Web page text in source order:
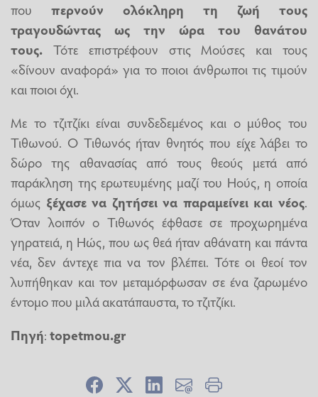
που περνούν ολόκληρη τη ζωή τους
τραγουδώντας ως την ώρα του θανάτου
τους. Τότε επιστρέφουν στις Μούσες και τους
«δίνουν αναφορά» για το ποιοι άνθρωποι τις τιμούν
και ποιοι όχι.
Με το τζιτζίκι είναι συνδεδεμένος και ο μύθος του
Τιθωνού. Ο Τιθωνός ήταν θνητός που είχε λάβει το
δώρο της αθανασίας από τους θεούς μετά από
παράκληση της ερωτευμένης μαζί του Ηούς, η οποία
όμως ξέχασε να ζητήσει να παραμείνει και νέος.
Όταν λοιπόν ο Τιθωνός έφθασε σε προχωρημένα
γηρατειά, η Ηώς, που ως θεά ήταν αθάνατη και πάντα
νέα, δεν άντεχε πια να τον βλέπει. Τότε οι θεοί τον
λυπήθηκαν και τον μεταμόρφωσαν σε ένα ζαρωμένο
έντομο που μιλά ακατάπαυστα, το τζιτζίκι.
Πηγή:topetmou.gr